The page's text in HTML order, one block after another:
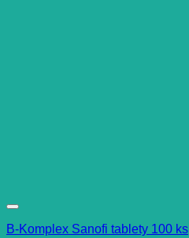
B-Komplex Sanofi tablety 100 ks